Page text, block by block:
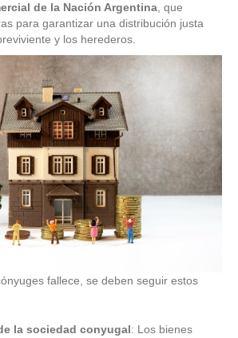
de la Nación Argentina, que
para garantizar una distribución justa
y los herederos.
fallece, se deben seguir estos
la sociedad conyugal: Los bienes